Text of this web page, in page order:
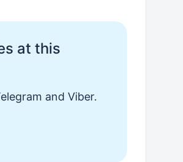
at this
and Viber.